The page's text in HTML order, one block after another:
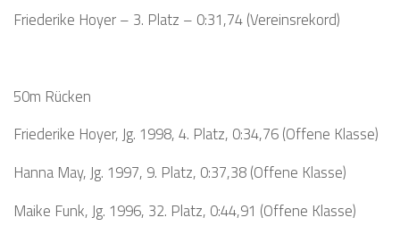
Friederike Hoyer – 3. Platz – 0:31,74 (Vereinsrekord)
50m Rücken
Friederike Hoyer, Jg. 1998, 4. Platz, 0:34,76 (Offene Klasse)
Hanna May, Jg. 1997, 9. Platz, 0:37,38 (Offene Klasse)
Maike Funk, Jg. 1996, 32. Platz, 0:44,91 (Offene Klasse)